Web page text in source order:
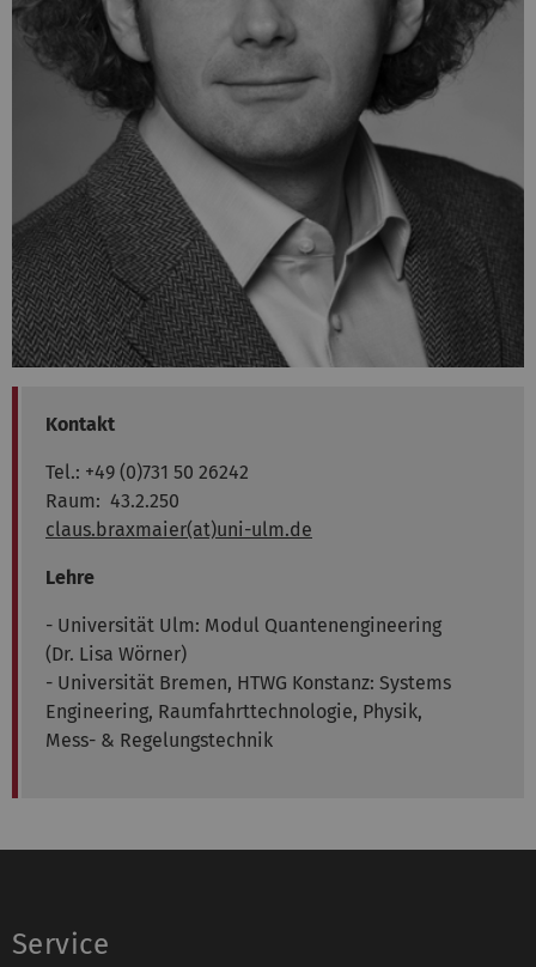
Kontakt
Tel.: +49 (0)731 50 26242
Raum: 43.2.250
claus.braxmaier(at)uni-ulm.de
Lehre
- Universität Ulm: Modul Quantenengineering
(Dr. Lisa Wörner)
- Universität Bremen, HTWG Konstanz: Systems
Engineering, Raumfahrttechnologie, Physik,
Mess- & Regelungstechnik
Service